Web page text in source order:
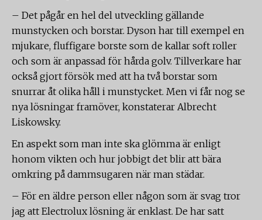
– Det pågår en hel del utveckling gällande
munstycken och borstar. Dyson har till exempel en
mjukare, fluffigare borste som de kallar soft roller
och som är anpassad för hårda golv. Tillverkare har
också gjort försök med att ha två borstar som
snurrar åt olika håll i munstycket. Men vi får nog se
nya lösningar framöver, konstaterar Albrecht
Liskowsky.
En aspekt som man inte ska glömma är enligt
honom vikten och hur jobbigt det blir att bära
omkring på dammsugaren när man städar.
– För en äldre person eller någon som är svag tror
jag att Electrolux lösning är enklast. De har satt